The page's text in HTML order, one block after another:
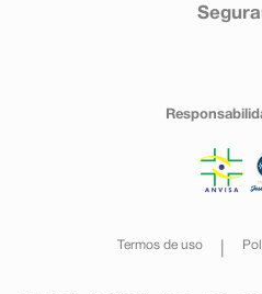
Termos de uso